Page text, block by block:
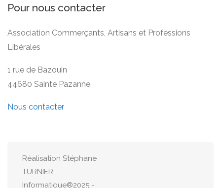
Pour nous contacter
Association Commerçants, Artisans et Professions
Libérales
1 rue de Bazouin
44680 Sainte Pazanne
Nous contacter
Réalisation Stéphane
TURNIER
Informatique®2025 -